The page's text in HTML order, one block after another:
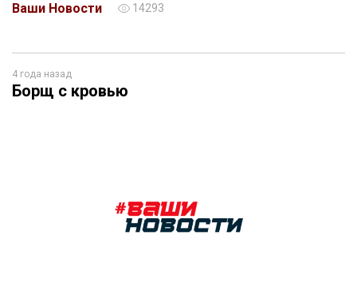
Ваши Новости 14293
4 года назад
Борщ с кровью